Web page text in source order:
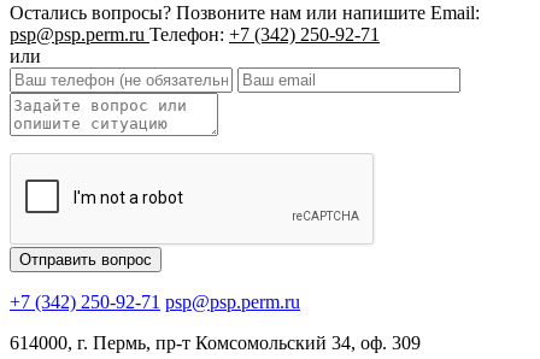
Остались вопросы? Позвоните нам или напишите Email:
psp@psp.perm.ru Телефон: +7 (342) 250-92-71
или
+7 (342) 250-92-71 psp@psp.perm.ru
614000, г. Пермь, пр-т Комсомольский 34, оф. 309